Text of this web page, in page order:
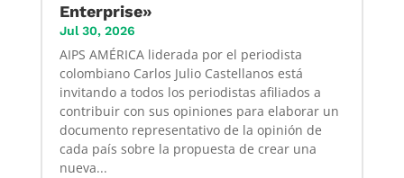
Enterprise»
Jul 30, 2026
AIPS AMÉRICA liderada por el periodista
colombiano Carlos Julio Castellanos está
invitando a todos los periodistas afiliados a
contribuir con sus opiniones para elaborar un
documento representativo de la opinión de
cada país sobre la propuesta de crear una
nueva...